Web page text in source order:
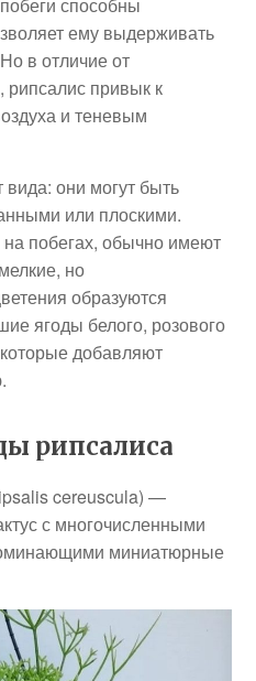
способны
ему выдерживать
в отличие от
рипсалис привык к
и теневым
они могут быть
или плоскими.
побегах, обычно имеют
но
образуются
ягоды белого, розового
добавляют
рипсалиса
cereuscula) —
с многочисленными
миниатюрные